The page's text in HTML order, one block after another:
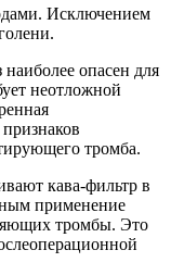
Исключением
опасен для
неотложной
тромба.
кава-фильтр в
применение
тромбы. Это